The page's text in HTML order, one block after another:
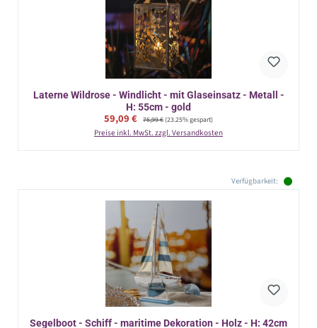
Laterne Wildrose - Windlicht - mit Glaseinsatz - Metall -
H: 55cm - gold
Verkaufspreis:
59,09 € Regulärer Preis:
76,99 €(23.25% gespart)
Preise inkl. MwSt. zzgl. Versandkosten
Verfügbarkeit:
Segelboot - Schiff - maritime Dekoration - Holz - H: 42cm